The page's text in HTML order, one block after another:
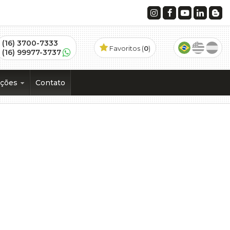
(16) 3700-7333
(16) 99977-3737
Favoritos (0)
(1)
Contato